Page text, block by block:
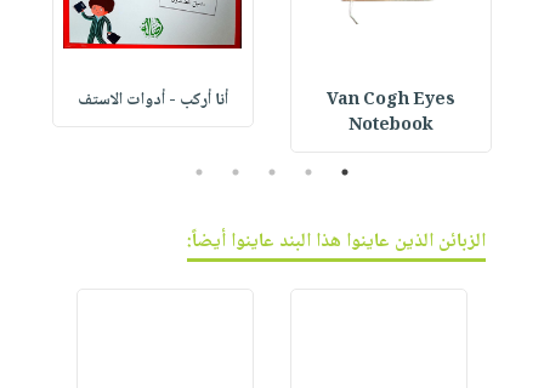
Van Cogh Eyes
Notebook
أنا أركب - أدوات الاستف
1
2
3
4
5
الزبائن الذين عاينوا هذا البند عاينوا أيضاً: